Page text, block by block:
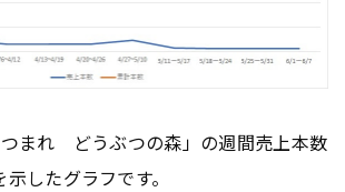
つまれ どうぶつの森」の週間売上本数
したグラフです。